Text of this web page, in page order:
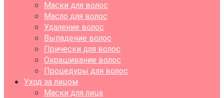
Маски для волос
Масло для волос
Удаление волос
Выпадение волос
Прически для волос
Окрашивание волос
Процедуры для волос
Уход за лицом
Маски для лица